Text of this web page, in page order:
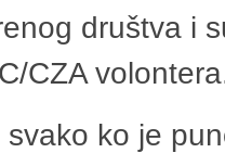
društva i
CZA
ko je